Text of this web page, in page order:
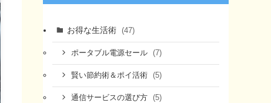
お得な生活術 (47)
ポータブル電源セール (7)
賢い節約術＆ポイ活術 (5)
通信サービスの選び方 (5)